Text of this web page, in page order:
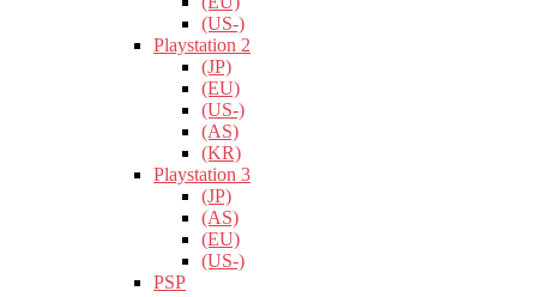
(US-)
Playstation 2
(JP)
(EU)
(US-)
(AS)
(KR)
Playstation 3
(JP)
(AS)
(EU)
(US-)
PSP